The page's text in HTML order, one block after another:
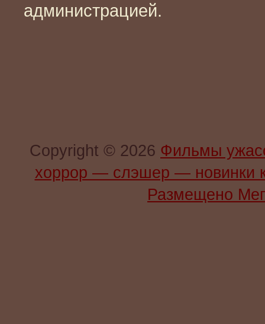
администрацией.
Copyright © 2026 Фильмы
хоррор — слэшер —
Размещено